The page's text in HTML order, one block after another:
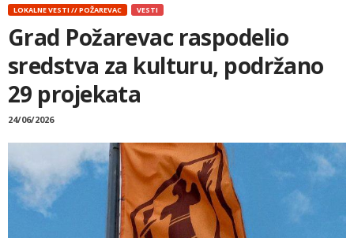
LOKALNE VESTI // POŽAREVAC VESTI
Grad Požarevac raspodelio
sredstva za kulturu, podržano
29 projekata
24/06/2026